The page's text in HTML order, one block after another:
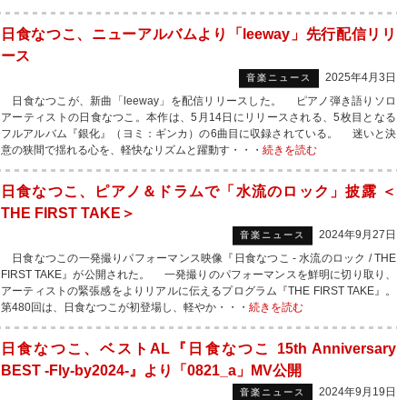
日食なつこ、ニューアルバムより「leeway」先行配信リリ
ース
音楽ニュース
2025年4月3日
日食なつこが、新曲「leeway」を配信リリースした。 ピアノ弾き語りソロ
アーティストの日食なつこ。本作は、5月14日にリリースされる、5枚目となる
フルアルバム『銀化』（ヨミ：ギンカ）の6曲目に収録されている。 迷いと決
意の狭間で揺れる心を、軽快なリズムと躍動す・・・ 続きを読む
日食なつこ、ピアノ＆ドラムで「水流のロック」披露 ＜
THE FIRST TAKE＞
音楽ニュース
2024年9月27日
日食なつこの一発撮りパフォーマンス映像『日食なつこ - 水流のロック / THE
FIRST TAKE』が公開された。 一発撮りのパフォーマンスを鮮明に切り取り、
アーティストの緊張感をよりリアルに伝えるプログラム『THE FIRST TAKE』。
第480回は、日食なつこが初登場し、軽やか・・・ 続きを読む
日食なつこ、ベストAL『日食なつこ 15th Anniversary
BEST -Fly-by2024-』より「0821_a」MV公開
音楽ニュース
2024年9月19日